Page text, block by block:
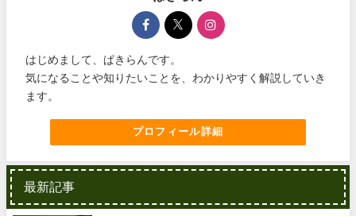
はじめまして、ぱきらんです。
気になることや知りたいことを、わかりやすく解説していき
ます。
プロフィール詳細
最新記事